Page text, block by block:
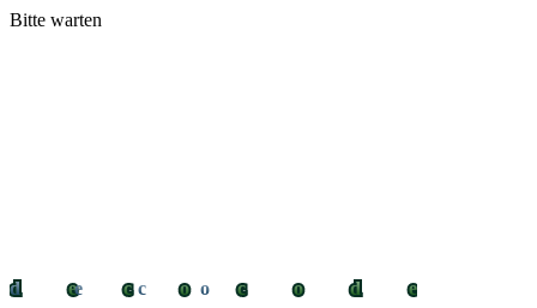
Bitte warten
decocode
decocode
deco